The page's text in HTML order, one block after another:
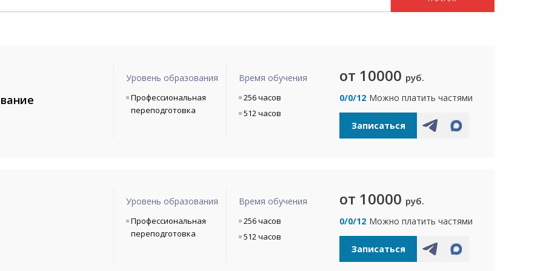
Уровень образования
Профессиональная
переподготовка
Время обучения
256 часов
512 часов
от 10000 руб.
0/0/12 Можно платить частями
Записаться
Уровень образования
Профессиональная
переподготовка
Время обучения
256 часов
512 часов
от 10000 руб.
0/0/12 Можно платить частями
Записаться